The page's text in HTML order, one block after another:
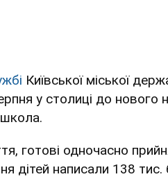
Київської міської
у столиці до нового
готові одночасно
дітей написали 138 тис.